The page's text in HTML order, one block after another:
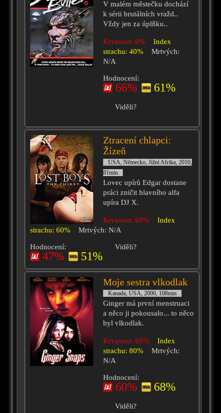
V malém městečku dochází
k sérii brutálních vražd..
Vždy jen za úplňku..
Krvavost: 0%
Index
strachu: 40%
Mrtvých:
N/A
Hodnocení:
66% 61%
Viděli?
Ztracení chlapci:
Žízeň
USA, Německo, Jižní Afrika, 2010,
81min
Lovec upírů Edgar dostane
práci zničit hlavního alfa
upíra DJ X.
Krvavost: 60%
Index
strachu: 60%
Mrtvých: N/A
Hodnocení:
47% 51%
Viděli?
Moje sestra vlkodlak
Kanada, USA, 2000, 108min
Ginger má první menstruaci
a něco ji pokousalo... to něco
byl vlkodlak.
Krvavost: 66%
Index
strachu: 80%
Mrtvých:
N/A
Hodnocení:
60% 68%
Viděli?